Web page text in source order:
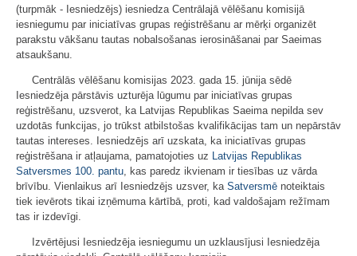
(turpmāk - Iesniedzējs) iesniedza Centrālajā vēlēšanu komisijā
iesniegumu par iniciatīvas grupas reģistrēšanu ar mērķi organizēt
parakstu vākšanu tautas nobalsošanas ierosināšanai par Saeimas
atsaukšanu.
Centrālās vēlēšanu komisijas 2023. gada 15. jūnija sēdē
Iesniedzēja pārstāvis uzturēja lūgumu par iniciatīvas grupas
reģistrēšanu, uzsverot, ka Latvijas Republikas Saeima nepilda sev
uzdotās funkcijas, jo trūkst atbilstošas kvalifikācijas tam un nepārstāv
tautas intereses. Iesniedzējs arī uzskata, ka iniciatīvas grupas
reģistrēšana ir atļaujama, pamatojoties uz Latvijas Republikas
Satversmes 100. pantu, kas paredz ikvienam ir tiesības uz vārda
brīvību. Vienlaikus arī Iesniedzējs uzsver, ka Satversmē noteiktais
tiek ievērots tikai izņēmuma kārtībā, proti, kad valdošajam režīmam
tas ir izdevīgi.
Izvērtējusi Iesniedzēja iesniegumu un uzklausījusi Iesniedzēja